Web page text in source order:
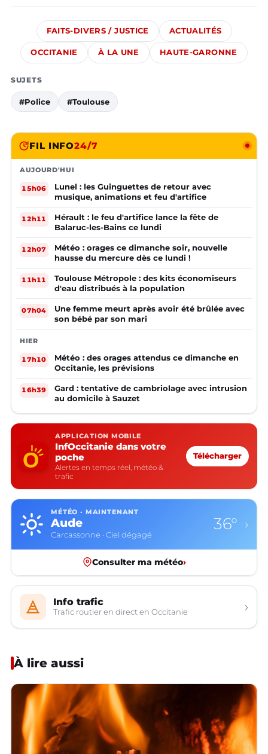
FAITS-DIVERS / JUSTICE ACTUALITÉS
OCCITANIE À LA UNE HAUTE-GARONNE
SUJETS
#Police #Toulouse
FIL INFO24/7
AUJOURD'HUI
15h06
Lunel : les Guinguettes de retour avec
musique, animations et feu d'artifice
12h11
Hérault : le feu d'artifice lance la fête de
Balaruc-les-Bains ce lundi
12h07
Météo : orages ce dimanche soir, nouvelle
hausse du mercure dès ce lundi !
11h11
Toulouse Métropole : des kits économiseurs
d'eau distribués à la population
07h04
Une femme meurt après avoir été brûlée avec
son bébé par son mari
HIER
17h10
Météo : des orages attendus ce dimanche en
Occitanie, les prévisions
16h39
Gard : tentative de cambriolage avec intrusion
au domicile à Sauzet
APPLICATION MOBILE
InfOccitanie dans votre
poche
Alertes en temps réel, météo &
trafic
Télécharger
MÉTÉO · MAINTENANT
Aveyron
Rodez · Orage, grêle
34° ›
Consulter ma météo›
Info trafic
Trafic routier en direct en Occitanie ›
À lire aussi